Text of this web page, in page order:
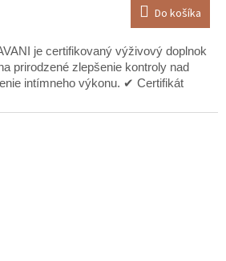
Do košíka
je certifikovaný výživový doplnok
prirodzené zlepšenie kontroly nad
intímneho výkonu. ✔ Certifikát